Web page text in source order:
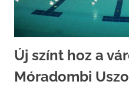
Új színt hoz a
Móradombi